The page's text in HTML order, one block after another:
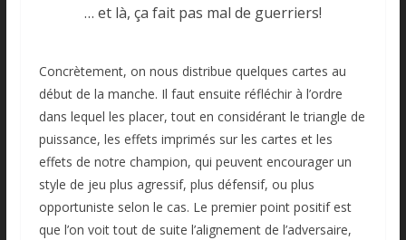
… et là, ça fait pas mal de guerriers!
Concrètement, on nous distribue quelques cartes au
début de la manche. Il faut ensuite réfléchir à l’ordre
dans lequel les placer, tout en considérant le triangle de
puissance, les effets imprimés sur les cartes et les
effets de notre champion, qui peuvent encourager un
style de jeu plus agressif, plus défensif, ou plus
opportuniste selon le cas. Le premier point positif est
que l’on voit tout de suite l’alignement de l’adversaire,